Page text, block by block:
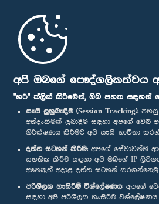
අපි ඔබගේ පෞද්ගලිකත්වය
"හරි" ක්ලික් කිරීමෙන්, ඔබ පහත සඳහන්
සැසි ලුහුබැඳීම (Session Tracking): පහසු
අත්දැකීමක් ලබාදීම සඳහා අපගේ වෙබ්
නිරීක්ෂණය කිරීමට අපි සැසි භාවිතා
දත්ත සටහන් කිරීම: අපගේ සේවාවන්හි
සහතික කිරීම සඳහා අපි ඔබගේ IP
අනෙකුත් අදාළ දත්ත සටහන් කරගන්නෙමු.
පරිශීලක හැසිරීම් විශ්ලේෂණය: අපගේ
සඳහා අපි පරිශීලක හැසිරීම විශ්ලේෂණය
මුල් පිටුව
පාර්ලිමේන්තු ජංගම යෙදුම
අප හා සම්බන්ධ වී සිටින්න :
සම්මාන